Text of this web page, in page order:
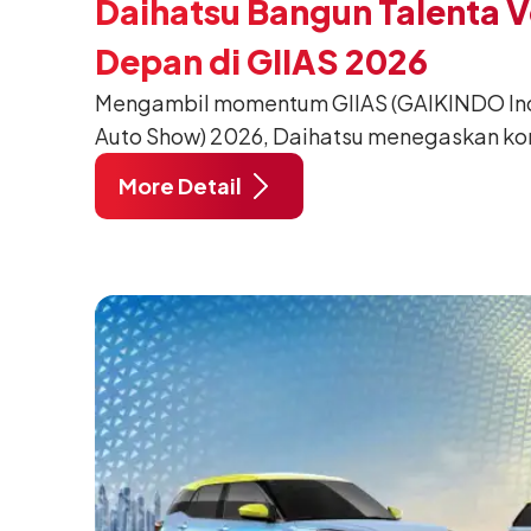
Daihatsu Bangun Talenta
Depan di GIIAS 2026
Mengambil momentum GIIAS (GAIKINDO
Auto Show) 2026, Daihatsu menegaskan
meningkatkan kualitas SDM (Sumber Daya
pendidikan vokasi bertema “Bersama
pada 5 Agustus 2026.
More Detail